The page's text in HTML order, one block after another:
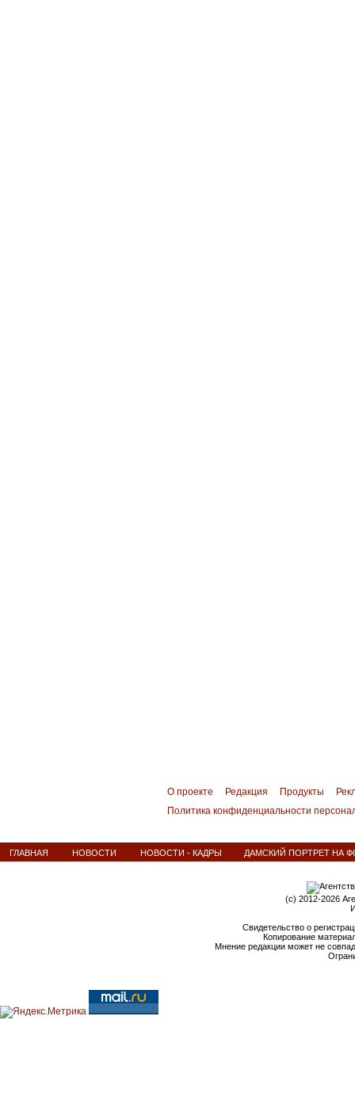
О проекте Редакция Продукты
Политика конфиденциальности
ГЛАВНАЯ НОВОСТИ НОВОСТИ - КАДРЫ ДАМСКИЙ ПОРТРЕТ НА
(c) 2012-2026
Свидетельство о
Копирование
Мнение редакции может не